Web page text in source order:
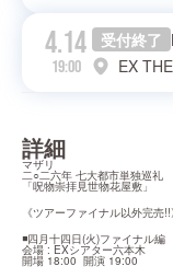
4.14
19:00
受付終了
EX
詳細
マザリ
二○二六年 七大都市単独巡礼
「呪物崇拝見世物花屋敷」
《ツアーファイナル以外完売!!
◾四月十四日(火)ファイナル編
会場 : EXシアター六本木
開場 18:00  開演 19:00